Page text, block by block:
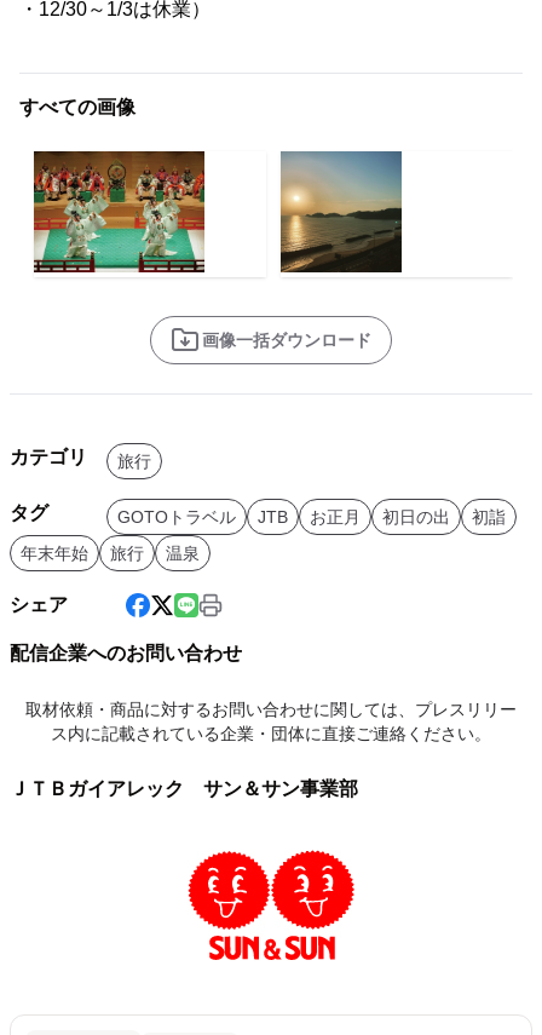
・12/30～1/3は休業）
すべての画像
画像一括ダウンロード
カテゴリ 旅行
タグ GOTOトラベル JTB お正月 初日の出
初詣
年末年始
旅行 温泉
シェア
配信企業へのお問い合わせ
取材依頼・商品に対するお問い合わせに関しては、プレスリリー
ス内に記載されている企業・団体に直接ご連絡ください。
ＪＴＢガイアレック サン＆サン事業部